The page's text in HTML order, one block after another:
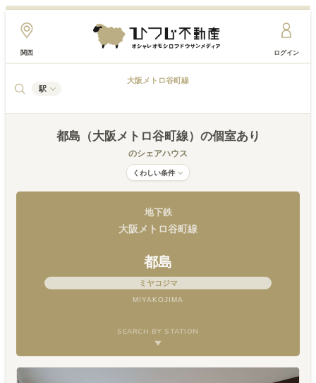
関西 ログイン
駅
大阪メトロ谷町線
都島（大阪メトロ谷町線） の個室あり
のシェアハウス
くわしい条件
地下鉄
大阪メトロ谷町線
都島
ミヤコジマ
MIYAKOJIMA
SEARCH BY STATION